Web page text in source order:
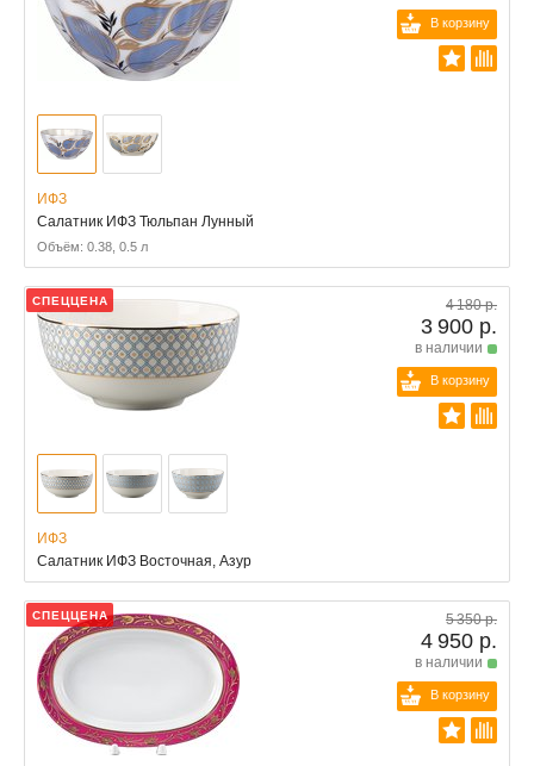
В корзину
ИФЗ
Салатник ИФЗ Тюльпан Лунный
Объём: 0.38, 0.5 л
СПЕЦЦЕНА 4 180 р.
3 900 р.
в наличии
В корзину
ИФЗ
Салатник ИФЗ Восточная, Азур
СПЕЦЦЕНА 5 350 р.
4 950 р.
в наличии
В корзину